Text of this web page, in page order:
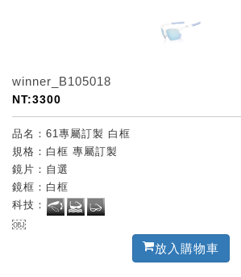
winner_B105018
NT:3300
品名：61專屬訂製 白框
規格：白框 專屬訂製
鏡片：自選
鏡框：白框
科技：
￼
放入購物車